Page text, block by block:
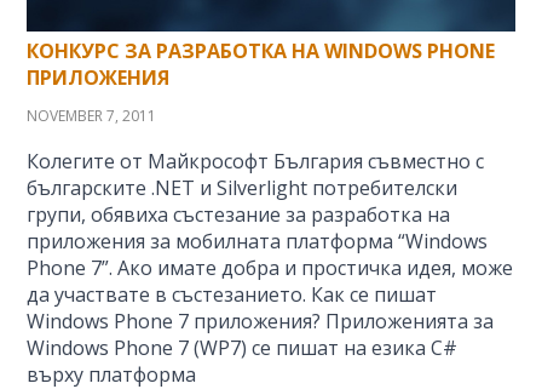
КОНКУРС ЗА РАЗРАБОТКА НА WINDOWS PHONE
ПРИЛОЖЕНИЯ
NOVEMBER 7, 2011
Колегите от Майкрософт България съвместно с
българските .NET и Silverlight потребителски
групи, обявиха състезание за разработка на
приложения за мобилната платформа “Windows
Phone 7”. Ако имате добра и простичка идея, може
да участвате в състезанието. Как се пишат
Windows Phone 7 приложения? Приложенията за
Windows Phone 7 (WP7) се пишат на езика C#
върху платформа